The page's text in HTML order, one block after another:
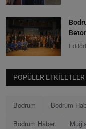
Editör
POPÜLER ETKILETLER
Bodrum Bodrum
Bodrum Haber